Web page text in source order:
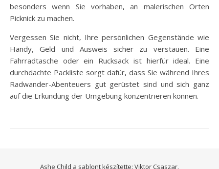
besonders wenn Sie vorhaben, an malerischen Orten
Picknick zu machen.
Vergessen Sie nicht, Ihre persönlichen Gegenstände wie
Handy, Geld und Ausweis sicher zu verstauen. Eine
Fahrradtasche oder ein Rucksack ist hierfür ideal. Eine
durchdachte Packliste sorgt dafür, dass Sie während Ihres
Radwander-Abenteuers gut gerüstet sind und sich ganz
auf die Erkundung der Umgebung konzentrieren können.
Ashe Child a sablont készítette: Viktor Csaszar.